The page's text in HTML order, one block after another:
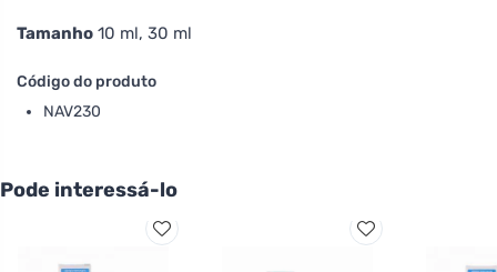
Tamanho 10 ml, 30 ml
Código do produto
NAV230
Pode interessá-lo